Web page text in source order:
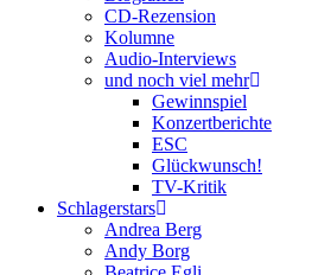
CD-Rezension
Kolumne
Audio-Interviews
und noch viel mehr
Gewinnspiel
Konzertberichte
ESC
Glückwunsch!
TV-Kritik
Schlagerstars
Andrea Berg
Andy Borg